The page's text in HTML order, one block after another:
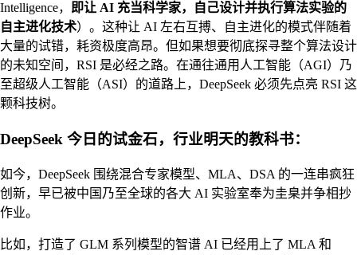
Intelligence， 即让 AI 充当科学家，自己设计并执行算法实验的
自主进化技术）。这种让 AI 左右互搏、自主进化的模式伴随着
大量的试错，耗资极度高昂。但如果想要彻底探寻整个算法设计
的未知空间，RSI 是必经之路。在通往通用人工智能（AGI）乃
至超级人工智能（ASI）的道路上，DeepSeek 必须先点亮 RSI 这
颗科技树。
DeepSeek 今日的试金石，行业明天的教科书：
如今，DeepSeek 围绕混合专家模型、MLA、DSA 的一连串疯狂
创新，早已被中国乃至全球的各大 AI 实验室奉为圭臬并争相抄
作业。
比如，打造了 GLM 系列模型的智谱 AI 已经用上了 MLA 和